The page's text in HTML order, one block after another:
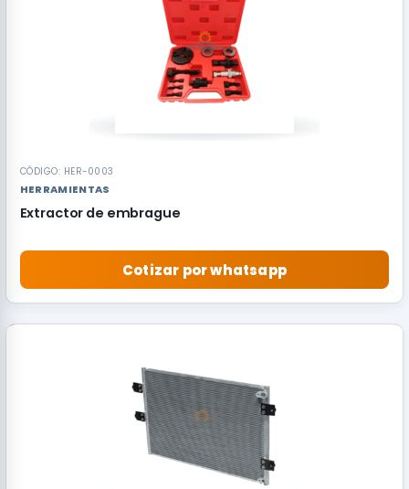
CÓDIGO: HER-0003
HERRAMIENTAS
Extractor de embrague
Cotizar por whatsapp